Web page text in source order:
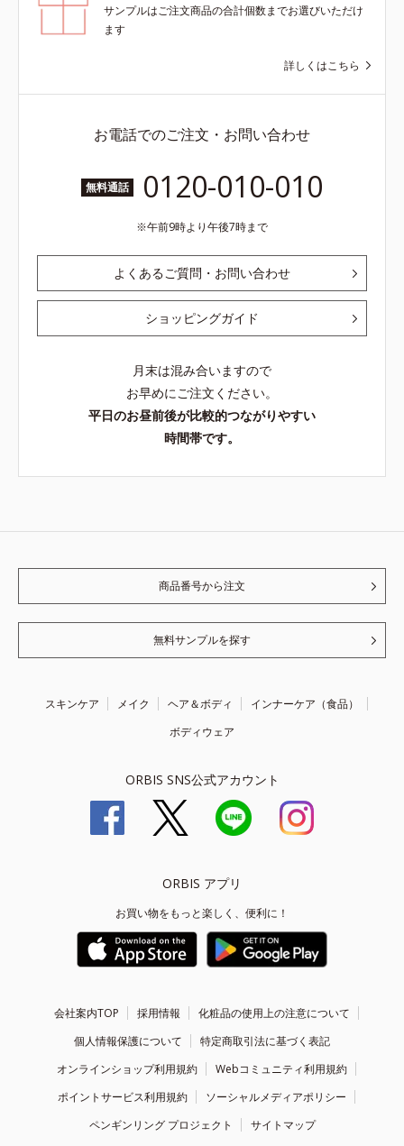
サンプルはご注文商品の合計個数までお選びいただけ
ます
詳しくはこちら
お電話でのご注文・お問い合わせ
無料通話 0120-010-010
午前9時より午後7時まで
よくあるご質問・お問い合わせ
ショッピングガイド
月末は混み合いますので
お早めにご注文ください。
平日のお昼前後が比較的つながりやすい
時間帯です。
商品番号から注文
無料サンプルを探す
スキンケア メイク ヘア＆ボディ
インナーケア（食品）
ボディウェア
ORBIS SNS公式アカウント
ORBIS アプリ
お買い物をもっと楽しく、便利に！
会社案内TOP 採用情報
化粧品の使用上の注意について
個人情報保護について
特定商取引法に基づく表記
オンラインショップ利用規約
Webコミュニティ利用規約
ポイントサービス利用規約
ソーシャルメディアポリシー
ペンギンリング プロジェクト
サイトマップ